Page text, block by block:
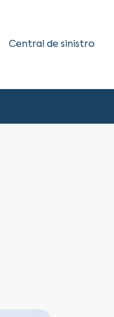
Central de sinistro